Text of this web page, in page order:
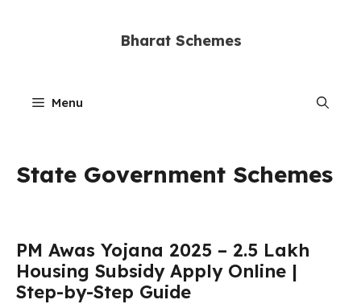
Bharat Schemes
Menu
State Government Schemes
PM Awas Yojana 2025 – ₹2.5 Lakh
Housing Subsidy Apply Online |
Step-by-Step Guide